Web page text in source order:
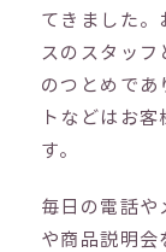
てきました。
スのスタッ
のつとめであ
トなどはお
す。
毎日の電話
や商品説明